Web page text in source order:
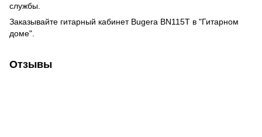
службы.
Заказывайте гитарный кабинет Bugera BN115T в "Гитарном
доме".
Отзывы